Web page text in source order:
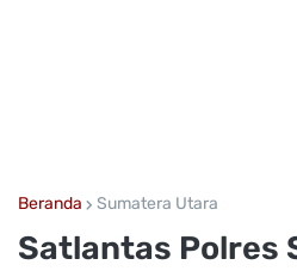
Beranda Sumatera Utara
Satlantas Polres